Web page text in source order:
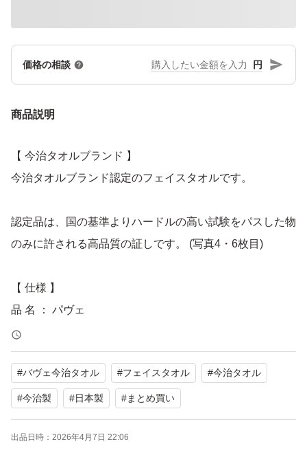
価格の相談 円
商品説明
【 今治タオルブランド 】
今治タオルブランド認定のフェイスタオルです。
認定品は、国の基準よりハードルの高い試験をパスした物
のみに許される高品質の証しです。 (写真4・6枚目)
【 仕様 】
品 名 ： パヴェ
状 態 ： 新品
サイズ ： 約34×85ｃｍ
重 さ ： 約85グラム
素 材 ： 綿 100％・甘撚り綿糸
加 工 ： 糊抜き加工
色 ： ブルー
#バヴェ今治タオル #フェイスタオル #今治タオル
#今治製 #日本製 #まとめ買い
出品日時： 2026年4月7日 22:06